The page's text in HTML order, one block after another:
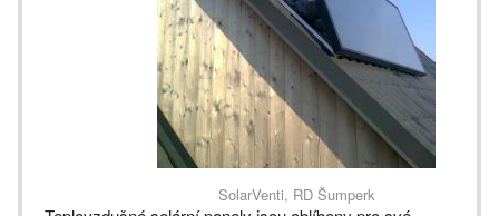
SolarVenti, RD Šumperk